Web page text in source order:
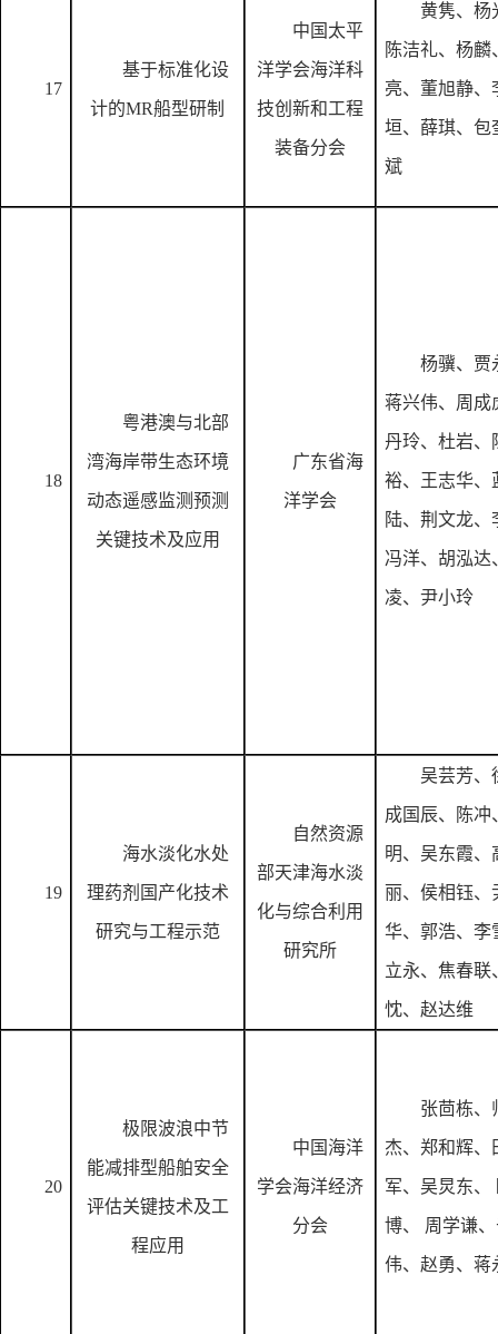
17
基于标准化设
计的MR船型研制
中国太平
洋学会海洋科
技创新和工程
装备分会
黄隽、杨
陈洁礼、杨麟
亮、董旭静、
垣、薛琪、包
斌
18
粤港澳与北部
湾海岸带生态环境
动态遥感监测预测
关键技术及应用
广东省海
洋学会
杨骥、贾
蒋兴伟、周成
丹玲、杜岩、
裕、王志华、
陆、荆文龙、
冯洋、胡泓达
凌、尹小玲
19
海水淡化水处
理药剂国产化技术
研究与工程示范
自然资源
部天津海水淡
化与综合利用
研究所
吴芸芳、
成国辰、陈冲
明、吴东霞、
丽、侯相钰、
华、郭浩、李
立永、焦春联
忱、赵达维
20
极限波浪中节
能减排型船舶安全
评估关键技术及工
程应用
中国海洋
学会海洋经济
分会
张茴栋、
杰、郑和辉、
军、吴炅东、
博、 周学谦
伟、赵勇、蒋